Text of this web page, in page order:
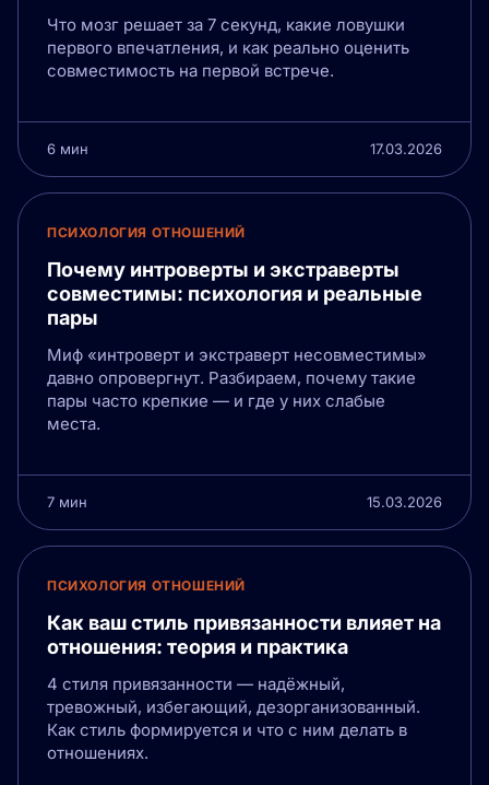
Что мозг решает за 7 секунд, какие ловушки
первого впечатления, и как реально оценить
совместимость на первой встрече.
6 мин 17.03.2026
ПСИХОЛОГИЯ ОТНОШЕНИЙ
Почему интроверты и экстраверты
совместимы: психология и реальные
пары
Миф «интроверт и экстраверт несовместимы»
давно опровергнут. Разбираем, почему такие
пары часто крепкие — и где у них слабые
места.
7 мин 15.03.2026
ПСИХОЛОГИЯ ОТНОШЕНИЙ
Как ваш стиль привязанности влияет на
отношения: теория и практика
4 стиля привязанности — надёжный,
тревожный, избегающий, дезорганизованный.
Как стиль формируется и что с ним делать в
отношениях.